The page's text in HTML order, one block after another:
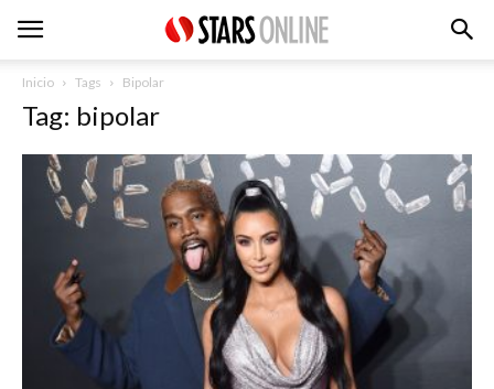
Inicio Tags Bipolar
Tag: bipolar